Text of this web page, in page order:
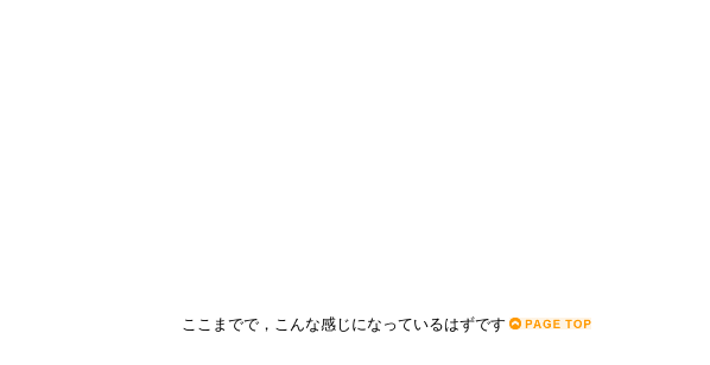
ここまでで，こんな感じになっているはずです